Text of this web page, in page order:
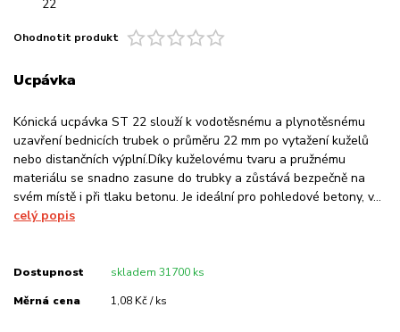
Ohodnotit produkt
Ucpávka
Kónická ucpávka ST 22 slouží k vodotěsnému a plynotěsnému
uzavření bednicích trubek o průměru 22 mm po vytažení kuželů
nebo distančních výplní.Díky kuželovému tvaru a pružnému
materiálu se snadno zasune do trubky a zůstává bezpečně na
svém místě i při tlaku betonu. Je ideální pro pohledové betony, v...
celý popis
Dostupnost skladem 31700 ks
Měrná cena 1,08 Kč / ks